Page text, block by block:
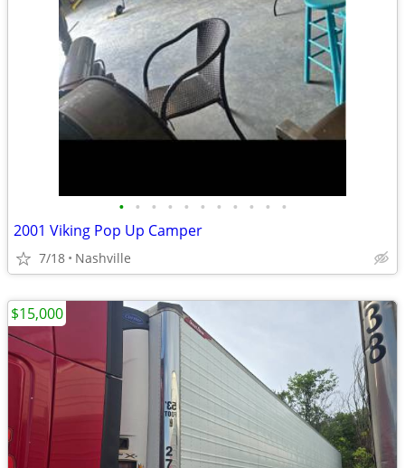
• • • • • • • • • • •
2001 Viking Pop Up Camper
7/18 Nashville
$15,000